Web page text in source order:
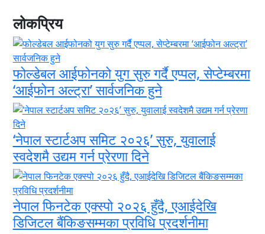
लोकप्रिय
फोल्डेबल आईफोनको युग सुरु गर्दै एप्पल, सेप्टेम्बरमा
‘आईफोन अल्ट्रा’ सार्वजनिक हुने
‘नेपाल स्टार्टअप समिट २०२६’ सुरु, युवालाई
स्वदेशमै उद्यम गर्न प्रेरणा दिने
नेपाल फिनटेक एक्स्पो २०२६ हुँदै, एआईदेखि
डिजिटल बैंकिङसम्मका प्रविधि प्रदर्शनीमा